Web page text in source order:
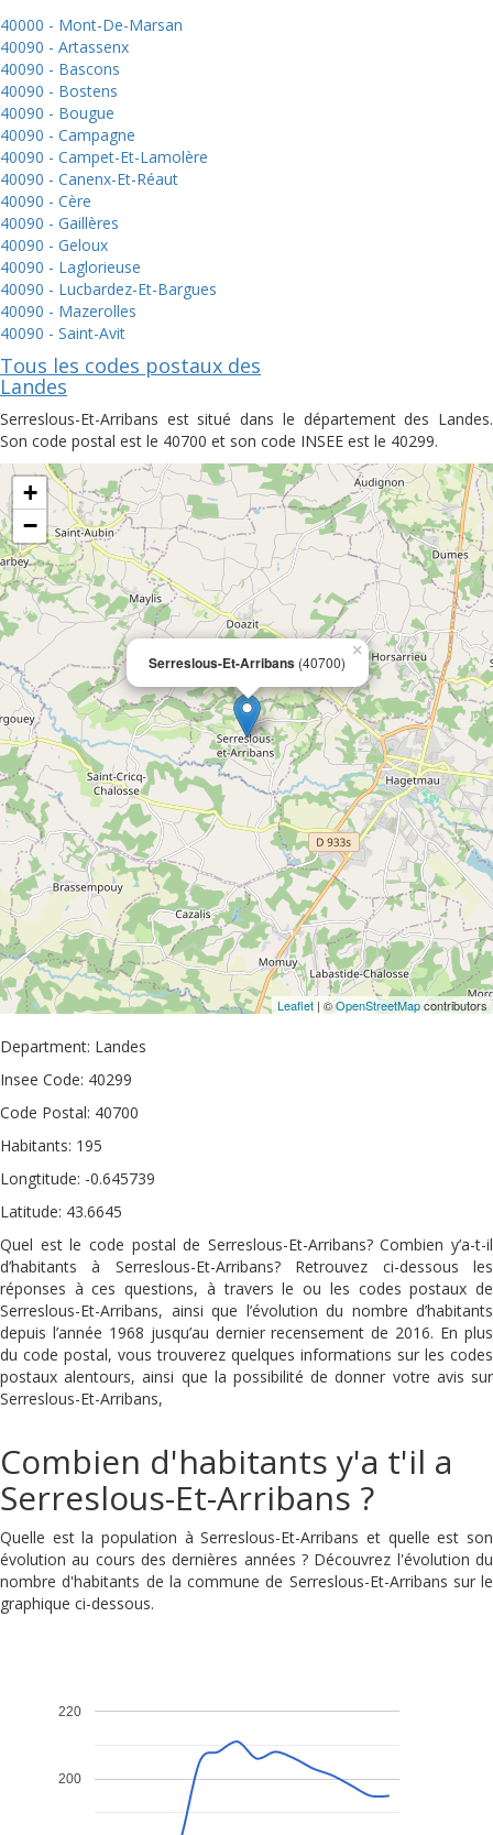
40000 - Mont-De-Marsan
40090 - Artassenx
40090 - Bascons
40090 - Bostens
40090 - Bougue
40090 - Campagne
40090 - Campet-Et-Lamolère
40090 - Canenx-Et-Réaut
40090 - Cère
40090 - Gaillères
40090 - Geloux
40090 - Laglorieuse
40090 - Lucbardez-Et-Bargues
40090 - Mazerolles
40090 - Saint-Avit
Tous les codes postaux des
Landes
Serreslous-Et-Arribans est situé dans le département des Landes.
Son code postal est le 40700 et son code INSEE est le 40299.
Serreslous-Et-Arribans (40700)
×
+
−
Leaflet | ©OpenStreetMapcontributors
Department: Landes
Insee Code: 40299
Code Postal: 40700
Habitants: 195
Longtitude: -0.645739
Latitude: 43.6645
Quel est le code postal de Serreslous-Et-Arribans? Combien y’a-t-il
d’habitants à Serreslous-Et-Arribans? Retrouvez ci-dessous les
réponses à ces questions, à travers le ou les codes postaux de
Serreslous-Et-Arribans, ainsi que l’évolution du nombre d’habitants
depuis l’année 1968 jusqu’au dernier recensement de 2016. En plus
du code postal, vous trouverez quelques informations sur les codes
postaux alentours, ainsi que la possibilité de donner votre avis sur
Serreslous-Et-Arribans,
Combien d'habitants y'a t'il a
Serreslous-Et-Arribans ?
Quelle est la population à Serreslous-Et-Arribans et quelle est son
évolution au cours des dernières années ? Découvrez l'évolution du
nombre d'habitants de la commune de Serreslous-Et-Arribans sur le
graphique ci-dessous.
200
220